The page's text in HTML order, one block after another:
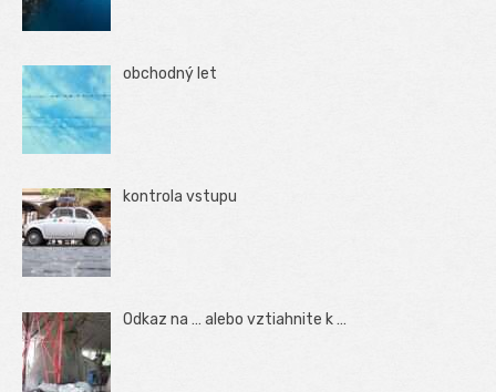
obchodný let
kontrola vstupu
Odkaz na … alebo vztiahnite k …